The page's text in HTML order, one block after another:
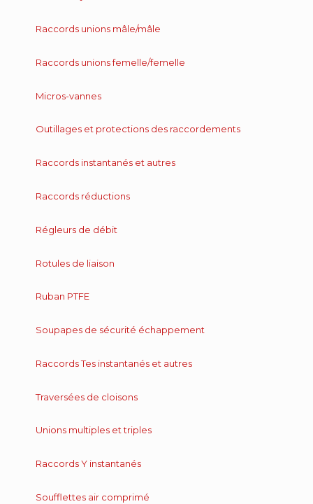
Raccords unions mâle/mâle
Raccords unions femelle/femelle
Micros-vannes
Outillages et protections des raccordements
Raccords instantanés et autres
Raccords réductions
Régleurs de débit
Rotules de liaison
Ruban PTFE
Soupapes de sécurité échappement
Raccords Tes instantanés et autres
Traversées de cloisons
Unions multiples et triples
Raccords Y instantanés
Soufflettes air comprimé